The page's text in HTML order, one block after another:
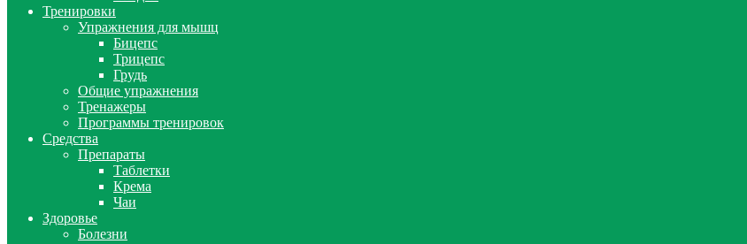
Тренировки
Упражнения для мышц
Бицепс
Трицепс
Грудь
Общие упражнения
Тренажеры
Программы тренировок
Средства
Препараты
Таблетки
Крема
Чаи
Здоровье
Болезни